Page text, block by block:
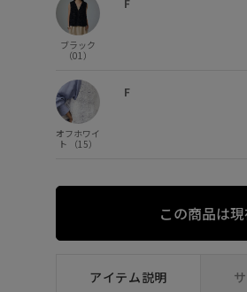
オフホワイト (15) F×
ブラック
（01）
オフホワイ
ト （15）
F
この商品は
アイテム説明